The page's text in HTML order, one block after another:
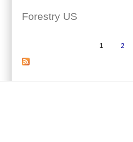
Forestry US
1 2